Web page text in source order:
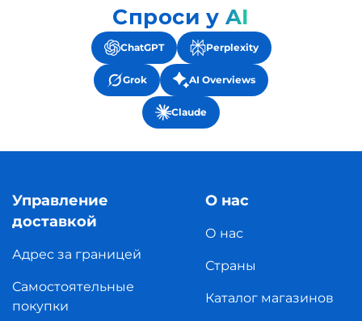
Спроси у AI
ChatGPT Perplexity
Grok AI Overviews
Claude
Управление
доставкой
Адрес за границей
Самостоятельные
покупки
О нас
О нас
Страны
Каталог магазинов